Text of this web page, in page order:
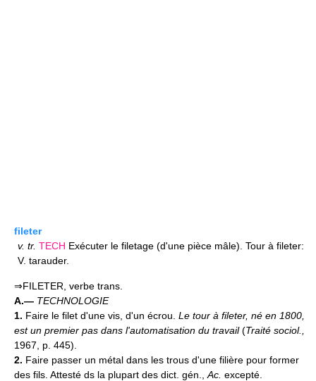
fileter
v. tr. TECH Exécuter le filetage (d'une pièce mâle). Tour à fileter:
V. tarauder.
⇒FILETER, verbe trans.
A.— TECHNOLOGIE
1. Faire le filet d'une vis, d'un écrou. Le tour à fileter, né en 1800,
est un premier pas dans l'automatisation du travail(Traité sociol.,
1967, p. 445).
2. Faire passer un métal dans les trous d'une filière pour former
des fils. Attesté ds la plupart des dict. gén., Ac. excepté.